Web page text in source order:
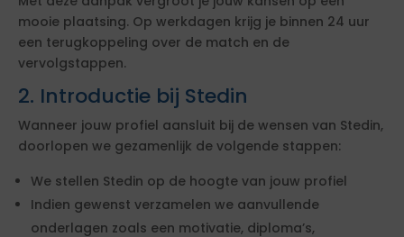
mooie plaatsing. Op werkdagen krijg je binnen 24 uur
een terugkoppeling over de match en de
vervolgstappen.
2. Introductie bij Stedin
Wanneer jouw profiel aansluit bij de wensen van Stedin,
doorlopen we gezamenlijk de volgende stappen:
We stellen Stedin op de hoogte van jouw profiel
Indien gewenst verzamelen we aanvullende
onderlagen zoals een motivatie, diploma’s,